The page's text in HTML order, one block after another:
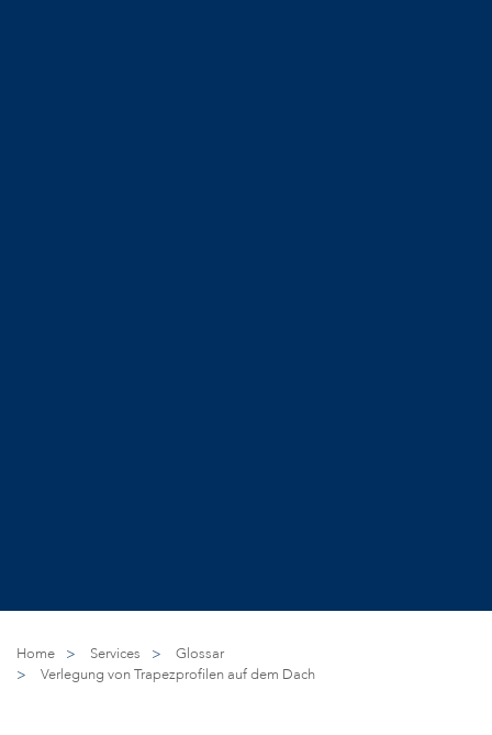
Home > Services >
Glossar
>
Verlegung von Trapezprofilen auf dem Dach